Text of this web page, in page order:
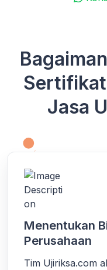
Jasa
Menentukan
Perusahaan
Tim Ujiriksa.com